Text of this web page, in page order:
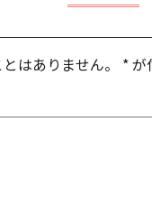
はありません。 *が